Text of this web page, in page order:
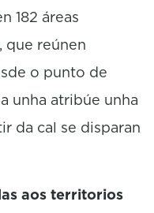
182 áreas
que reúnen
o punto de
unha atribúe unha
da cal se disparan
aos territorios